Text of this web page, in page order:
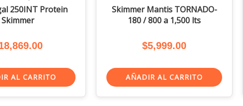
250INT Protein
Skimmer
AL CARRITO
Skimmer Mantis TORNADO-
180 / 800 a 1,500 lts
$5,999.00
AÑADIR AL CARRITO